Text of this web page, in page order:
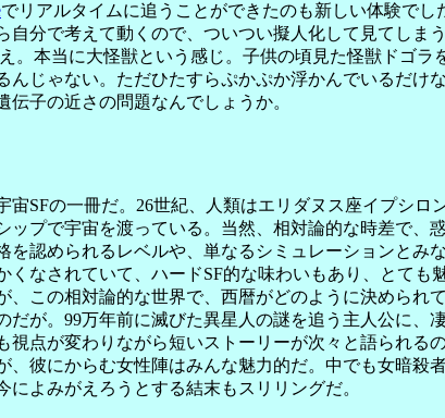
でリアルタイムに追うことができたのも新しい体験で
分で考えて動くので、ついつい擬人化して見てしま
本当に大怪獣という感じ。子供の頃見た怪獣ドゴラ
じゃない。ただひたすらぷかぷか浮かんでいるだけ
子の近さの問題なんでしょうか。
SFの一冊だ。26世紀、人類はエリダヌス座イプシロ
プで宇宙を渡っている。当然、相対論的な時差で、
認められるレベルや、単なるシミュレーションとみ
なされていて、ハードSF的な味わいもあり、とても
この相対論的な世界で、西暦がどのように決められ
が。99万年前に滅びた異星人の謎を追う主人公に、
点が変わりながら短いストーリーが次々と語られる
彼にからむ女性陣はみんな魅力的だ。中でも女暗殺
よみがえろうとする結末もスリリングだ。